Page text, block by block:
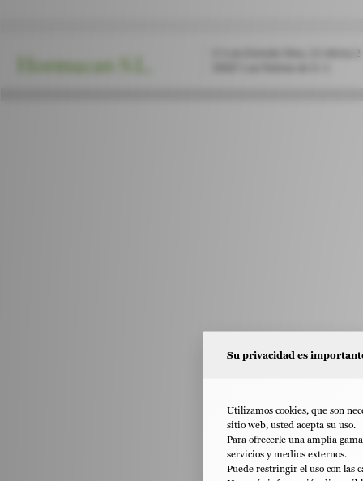
Hormucan S.L.
C/ Luis Doreste Silva, 22 oficina 2
Su privacidad es
Utilizamos cookies, que son
sitio web, usted acepta su uso.
Para ofrecerle una amplia
servicios y medios externos.
Puede restringir el uso con las